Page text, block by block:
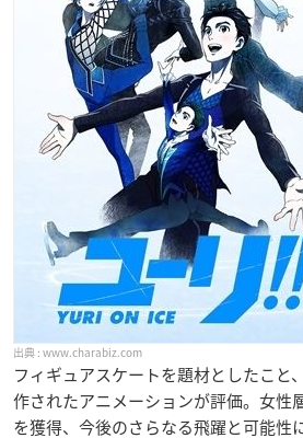
www.charabiz.com
フィギュアスケートを題材としたこと
作されたアニメーションが評価。女性
を獲得、今後のさらなる飛躍と可能性